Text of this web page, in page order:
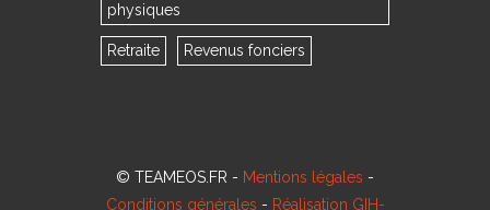
physiques
Retraite Revenus fonciers
© TEAMEOS.FR - Mentions légales -
Conditions générales - Réalisation GIH-